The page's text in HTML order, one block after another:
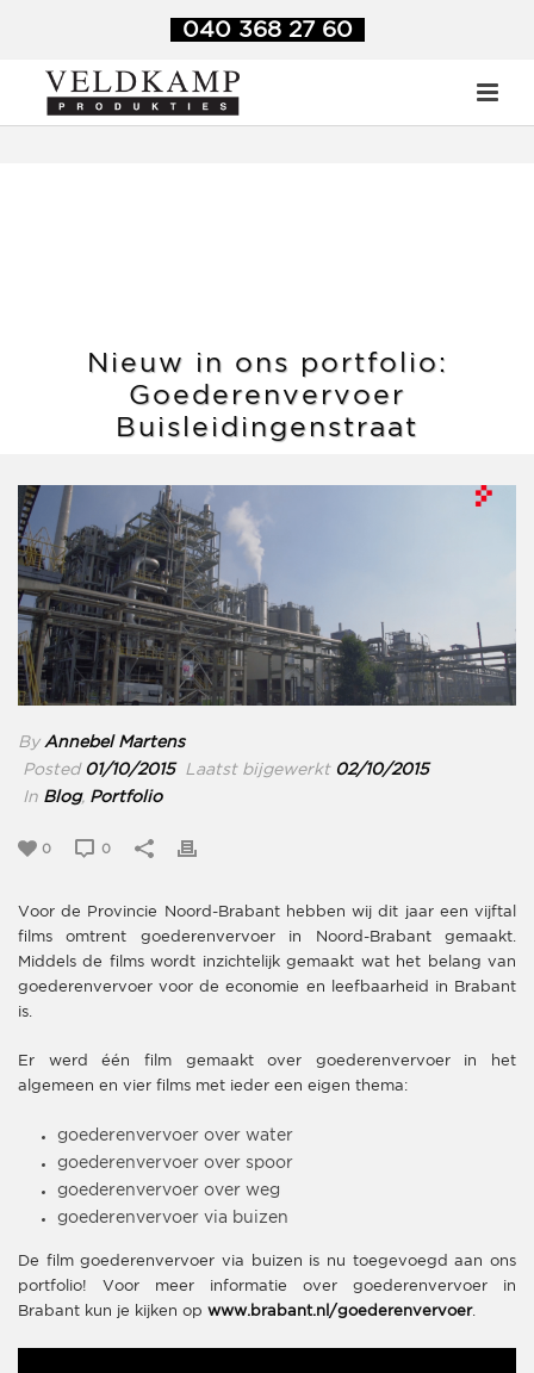
Goederenvervoer Buisleidingenstraat
040 368 27 60
Nieuw in ons portfolio:
Goederenvervoer
Buisleidingenstraat
By Annebel Martens
Posted 01/10/2015Laatst bijgewerkt 02/10/2015
In Blog, Portfolio
0 0
Voor de Provincie Noord-Brabant hebben wij dit jaar een vijftal
films omtrent goederenvervoer in Noord-Brabant gemaakt.
Middels de films wordt inzichtelijk gemaakt wat het belang van
goederenvervoer voor de economie en leefbaarheid in Brabant
is.
Er werd één film gemaakt over goederenvervoer in het
algemeen en vier films met ieder een eigen thema:
goederenvervoer over water
goederenvervoer over spoor
goederenvervoer over weg
goederenvervoer via buizen
De film goederenvervoer via buizen is nu toegevoegd aan ons
portfolio! Voor meer informatie over goederenvervoer in
Brabant kun je kijken op www.brabant.nl/goederenvervoer.